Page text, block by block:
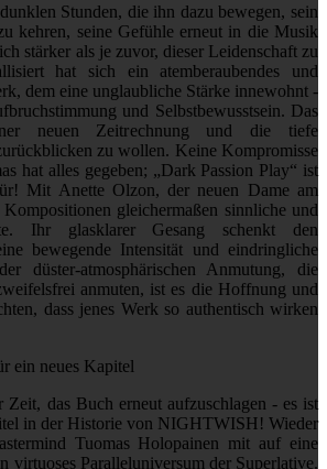
Stunden, die ihn dazu bewegen, sein
kehren, seine Gefühle erneut in die Musik
stärker als je zuvor, dieser Leidenschaft zu
hat sich ein atemberaubendes und
dem eine unglaubliche Stärke innewohnt -
und Selbstbewusstsein. Das
neuen Zeitrechnung und die tiefe
zu wollen. Keine Kompromisse
hat alles gegeben; „Dark Passion Play“ ist
Mit Anette Olzon, der neuen Dame am
gleichermaßen sinnliche und
Ihr glasklarer Gesang schenkt den
bewegende Intensität und eindringliche
düster-atmosphärischen Anmutung, die
anmuten, ist es die Hoffnung und
dass jenes Werk so authentisch wirken
ein neues Kapitel
Zeit, das Buch erneut aufzuschlagen - es ist
in der Historie von NIGHTWISH! Wieder
Tuomas Holopainen mit auf eine
virtuoses Paralleluniversum der Superlative.